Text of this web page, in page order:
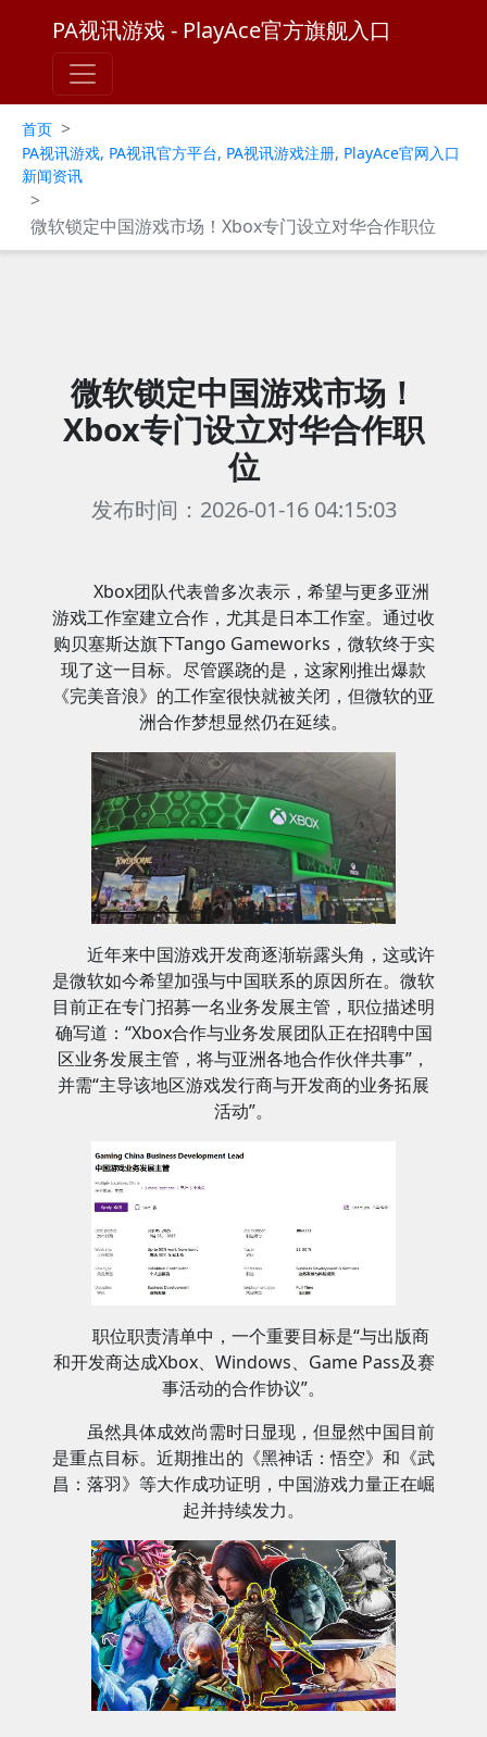
PA视讯游戏 - PlayAce官方旗舰入口
首页 >
PA视讯游戏, PA视讯官方平台, PA视讯游戏注册, PlayAce官网入口
新闻资讯
>
微软锁定中国游戏市场！Xbox专门设立对华合作职位
微软锁定中国游戏市场！
Xbox专门设立对华合作职
位
发布时间：2026-01-16 04:15:03
Xbox团队代表曾多次表示，希望与更多亚洲
游戏工作室建立合作，尤其是日本工作室。通过收
购贝塞斯达旗下Tango Gameworks，微软终于实
现了这一目标。尽管蹊跷的是，这家刚推出爆款
《完美音浪》的工作室很快就被关闭，但微软的亚
洲合作梦想显然仍在延续。
近年来中国游戏开发商逐渐崭露头角，这或许
是微软如今希望加强与中国联系的原因所在。微软
目前正在专门招募一名业务发展主管，职位描述明
确写道：“Xbox合作与业务发展团队正在招聘中国
区业务发展主管，将与亚洲各地合作伙伴共事”，
并需“主导该地区游戏发行商与开发商的业务拓展
活动”。
职位职责清单中，一个重要目标是“与出版商
和开发商达成Xbox、Windows、Game Pass及赛
事活动的合作协议”。
虽然具体成效尚需时日显现，但显然中国目前
是重点目标。近期推出的《黑神话：悟空》和《武
昌：落羽》等大作成功证明，中国游戏力量正在崛
起并持续发力。